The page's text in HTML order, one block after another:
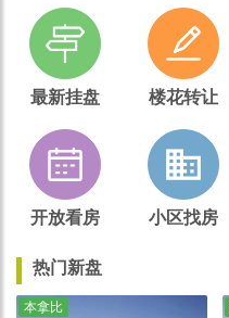
最新挂盘 楼花转让
开放看房 小区找房
热门新盘
本拿比